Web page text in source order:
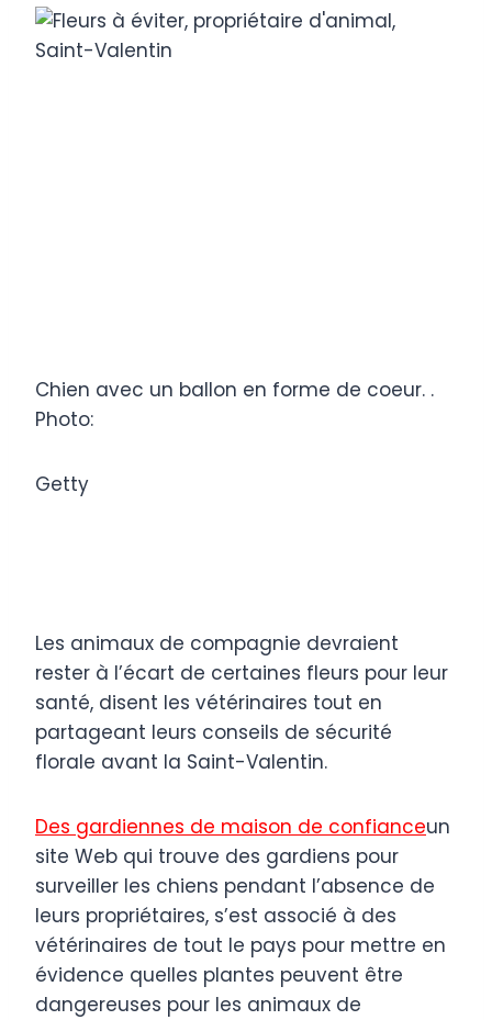
Chien avec un ballon en forme de coeur. .
Photo:
Getty
Les animaux de compagnie devraient
rester à l’écart de certaines fleurs pour leur
santé, disent les vétérinaires tout en
partageant leurs conseils de sécurité
florale avant la Saint-Valentin.
Des gardiennes de maison de confianceun
site Web qui trouve des gardiens pour
surveiller les chiens pendant l’absence de
leurs propriétaires, s’est associé à des
vétérinaires de tout le pays pour mettre en
évidence quelles plantes peuvent être
dangereuses pour les animaux de